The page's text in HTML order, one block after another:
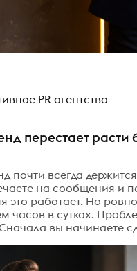
PR агентство
перестает расти
почти всегда
на сообщения и
это работает. Но
часов в сутках.
вы начинаете